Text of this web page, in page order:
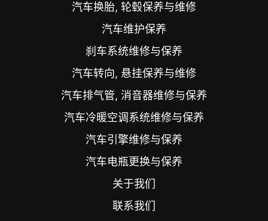
汽车换胎, 轮毂保养与维修
汽车维护保养
刹车系统维修与保养
汽车转向, 悬挂保养与维修
汽车排气管, 消音器维修与保养
汽车冷暖空调系统维修与保养
汽车引擎维修与保养
汽车电瓶更换与保养
关于我们
联系我们